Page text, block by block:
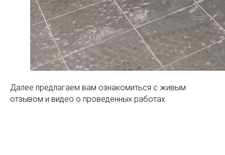
Далее предлагаем вам ознакомиться с живым
отзывом и видео о проведенных работах.